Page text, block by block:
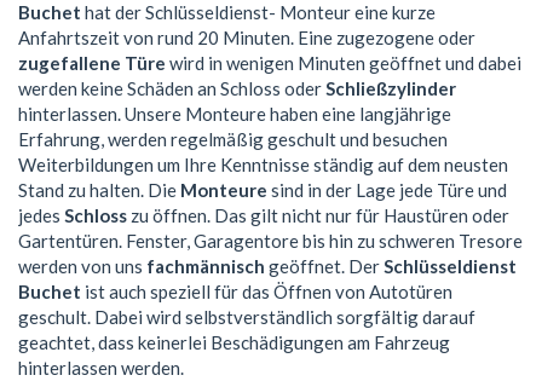
Buchet hat der Schlüsseldienst- Monteur eine kurze
Anfahrtszeit von rund 20 Minuten. Eine zugezogene oder
zugefallene Türe wird in wenigen Minuten geöffnet und dabei
werden keine Schäden an Schloss oderSchließzylinder
hinterlassen. Unsere Monteure haben eine langjährige
Erfahrung, werden regelmäßig geschult und besuchen
Weiterbildungen um Ihre Kenntnisse ständig auf dem neusten
Stand zu halten. Die Monteure sind in der Lage jede Türe und
jedes Schloss zu öffnen. Das gilt nicht nur für Haustüren oder
Gartentüren. Fenster, Garagentore bis hin zu schweren Tresore
werden von uns fachmännisch geöffnet. DerSchlüsseldienst
Buchet ist auch speziell für das Öffnen von Autotüren
geschult. Dabei wird selbstverständlich sorgfältig darauf
geachtet, dass keinerlei Beschädigungen am Fahrzeug
hinterlassen werden.